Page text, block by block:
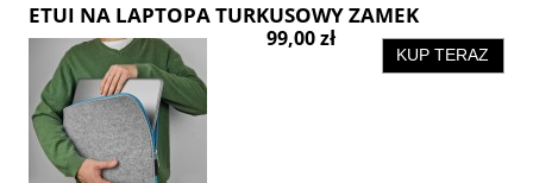
ETUI NA LAPTOPA TURKUSOWY ZAMEK
99,00 zł
KUP TERAZ